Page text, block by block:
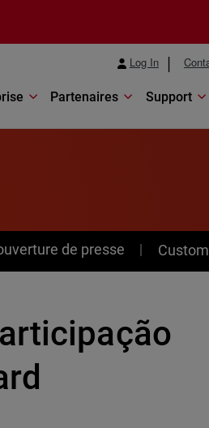
Log In
Partenaires Support
de presse